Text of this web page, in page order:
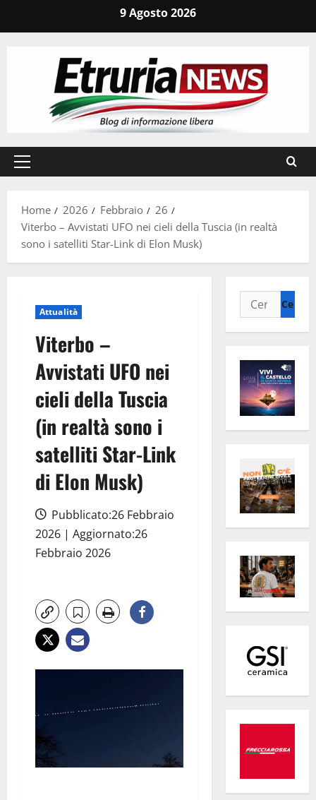
9 Agosto 2026
Menu
Home
2026 Febbraio
26
Viterbo – Avvistati UFO nei cieli della Tuscia (in realtà
sono i satelliti Star-Link di Elon Musk)
Attualità
Viterbo –
Avvistati UFO nei
cieli della Tuscia
(in realtà sono i
satelliti Star-Link
di Elon Musk)
Pubblicato:26 Febbraio
2026 | Aggiornato:26
Febbraio 2026
Ricerca
per: